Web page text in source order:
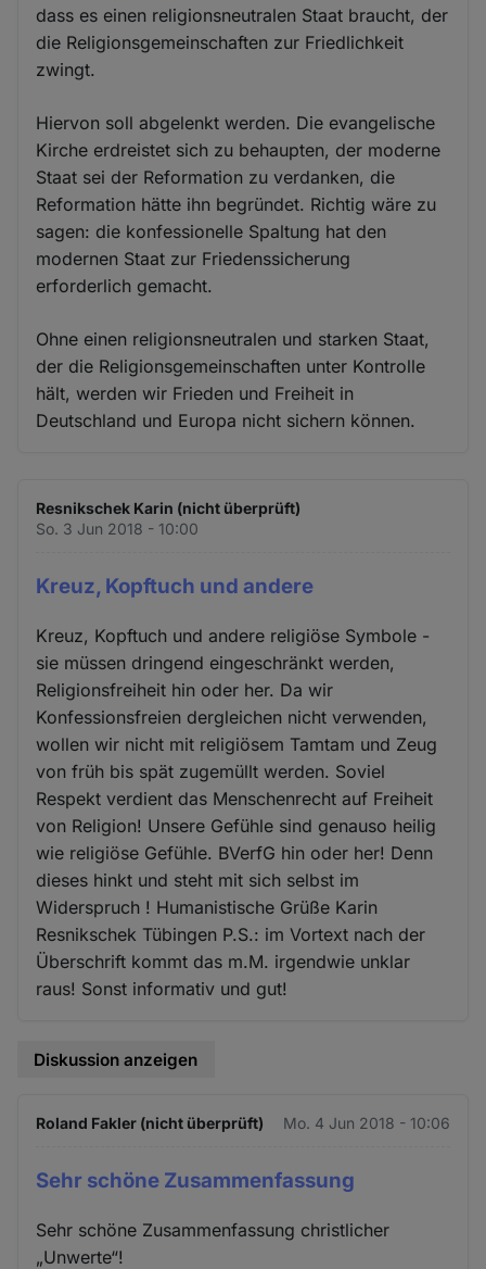
dass es einen religionsneutralen Staat braucht, der
die Religionsgemeinschaften zur Friedlichkeit
zwingt.
Hiervon soll abgelenkt werden. Die evangelische
Kirche erdreistet sich zu behaupten, der moderne
Staat sei der Reformation zu verdanken, die
Reformation hätte ihn begründet. Richtig wäre zu
sagen: die konfessionelle Spaltung hat den
modernen Staat zur Friedenssicherung
erforderlich gemacht.
Ohne einen religionsneutralen und starken Staat,
der die Religionsgemeinschaften unter Kontrolle
hält, werden wir Frieden und Freiheit in
Deutschland und Europa nicht sichern können.
Resnikschek Karin (nicht überprüft)
So. 3 Jun 2018 - 10:00
Kreuz, Kopftuch und andere
Kreuz, Kopftuch und andere religiöse Symbole -
sie müssen dringend eingeschränkt werden,
Religionsfreiheit hin oder her. Da wir
Konfessionsfreien dergleichen nicht verwenden,
wollen wir nicht mit religiösem Tamtam und Zeug
von früh bis spät zugemüllt werden. Soviel
Respekt verdient das Menschenrecht auf Freiheit
von Religion! Unsere Gefühle sind genauso heilig
wie religiöse Gefühle. BVerfG hin oder her! Denn
dieses hinkt und steht mit sich selbst im
Widerspruch ! Humanistische Grüße Karin
Resnikschek Tübingen P.S.: im Vortext nach der
Überschrift kommt das m.M. irgendwie unklar
raus! Sonst informativ und gut!
Diskussion anzeigen
Roland Fakler (nicht überprüft) Mo. 4 Jun 2018 - 10:06
Sehr schöne Zusammenfassung
Sehr schöne Zusammenfassung christlicher
„Unwerte“!